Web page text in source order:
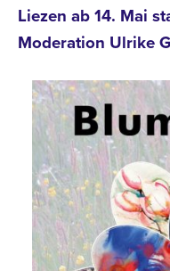
Liezen ab 14. Mai
Moderation Ulrike